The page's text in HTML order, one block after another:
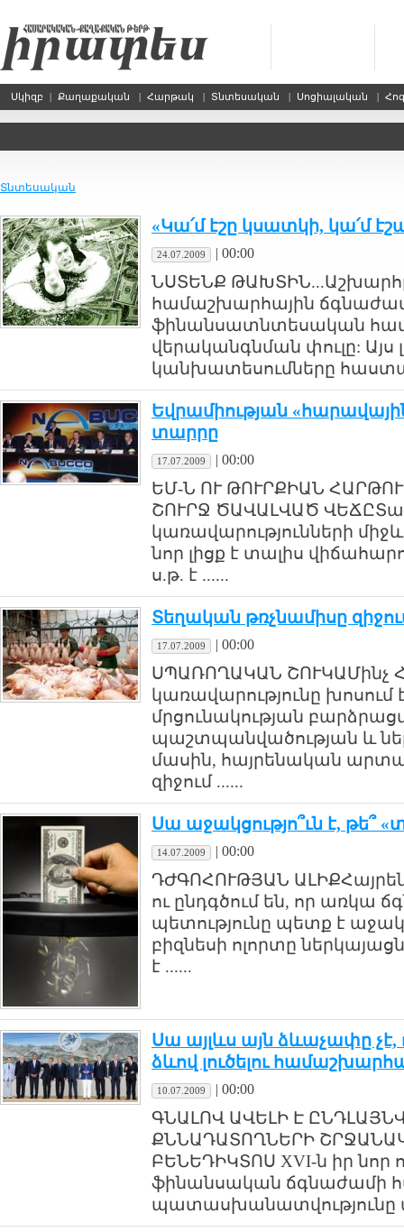
Սկիզբ | Քաղաքական | Հարթակ | Տնտեսական | Սոցիալական |
Տնտեսական
«Կա՛մ էշը կսատկի, կա՛մ
24.07.2009 | 00:00
ՆՍՏԵՆՔ
համաշխարհային
ֆինանսատնտեսական
վերականգնման փուլը:
կանխատեսումները
Եվրամիության
տարրը
17.07.2009 | 00:00
ԵՄ-Ն ՈՒ ԹՈՒՐՔԻԱՆ
ՇՈՒՐՋ ԾԱՎԱԼՎԱԾ
կառավարությունների
նոր լիցք է տալիս
ս.թ. է ......
Տեղական թռչնամիսը
17.07.2009 | 00:00
ՍՊԱՌՈՂԱԿԱՆ ՇՈՒԿԱՄինչ
կառավարությունը
մրցունակության
պաշտպանվածության և
մասին, հայրենական
զիջում ......
Սա աջակցությո՞ւն է, թե՞
14.07.2009 | 00:00
ԴԺԳՈՀՈՒԹՅԱՆ
ու ընդգծում են, որ առկա
պետությունը պետք է
բիզնեսի ոլորտը
է ......
Սա այլևս այն ձևաչափը
ձևով լուծելու
10.07.2009 | 00:00
ԳՆԱԼՈՎ ԱՎԵԼԻ Է
ՔՆՆԱԴԱՏՈՂՆԵՐԻ
ԲԵՆԵԴԻԿՏՈՍ XVI-ն իր նոր
ֆինանսական ճգնաժամի
պատասխանատվությունը